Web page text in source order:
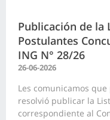
Publicación de
Postulantes
ING N° 28/26
26-06-2026
Les comunicamos
resolvió publicar la
correspondiente al